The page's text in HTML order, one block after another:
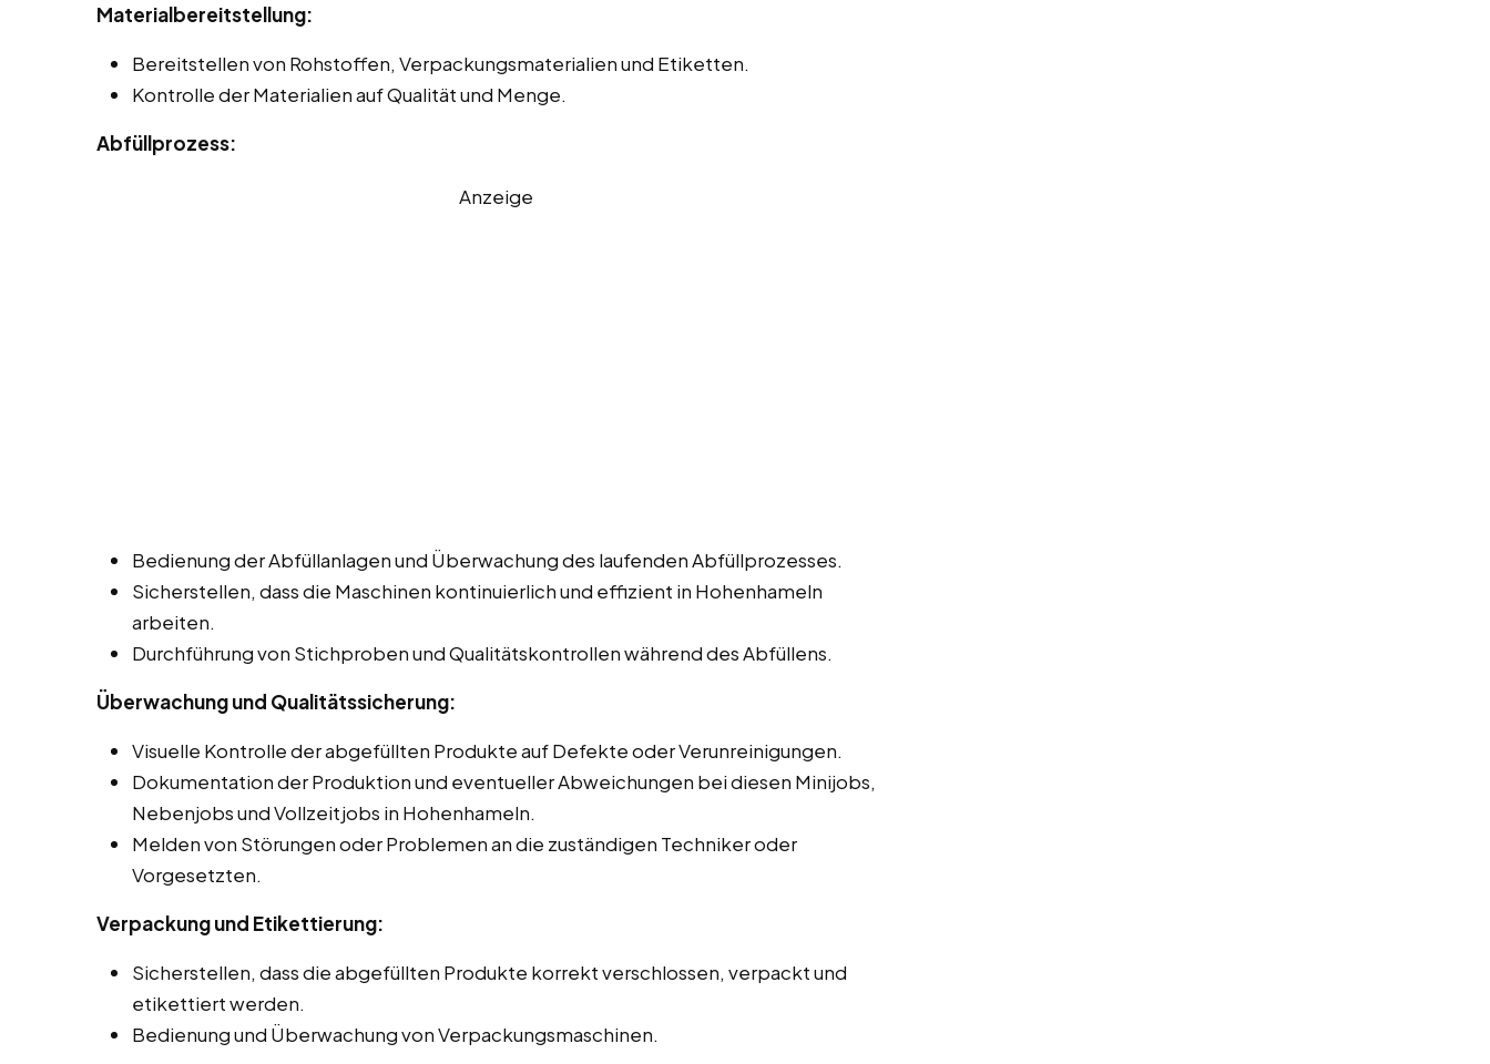
Materialbereitstellung:
Bereitstellen von Rohstoffen, Verpackungsmaterialien und Etiketten.
Kontrolle der Materialien auf Qualität und Menge.
Abfüllprozess:
Anzeige
Bedienung der Abfüllanlagen und Überwachung des laufenden Abfüllprozesses.
Sicherstellen, dass die Maschinen kontinuierlich und effizient in Hohenhameln
arbeiten.
Durchführung von Stichproben und Qualitätskontrollen während des Abfüllens.
Überwachung und Qualitätssicherung:
Visuelle Kontrolle der abgefüllten Produkte auf Defekte oder Verunreinigungen.
Dokumentation der Produktion und eventueller Abweichungen bei diesen Minijobs,
Nebenjobs und Vollzeitjobs in Hohenhameln.
Melden von Störungen oder Problemen an die zuständigen Techniker oder
Vorgesetzten.
Verpackung und Etikettierung:
Sicherstellen, dass die abgefüllten Produkte korrekt verschlossen, verpackt und
etikettiert werden.
Bedienung und Überwachung von Verpackungsmaschinen.